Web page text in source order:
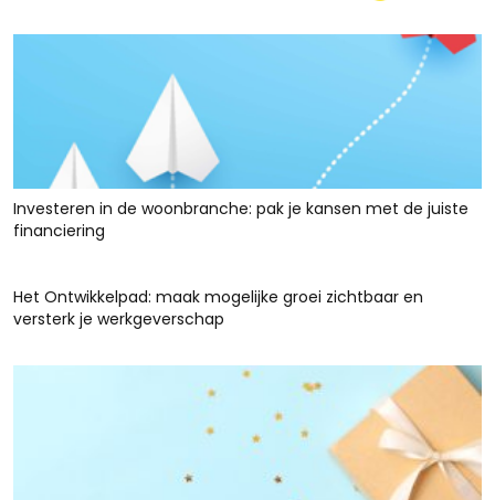
Investeren in de woonbranche: pak je kansen met de juiste
financiering
Het Ontwikkelpad: maak mogelijke groei zichtbaar en
versterk je werkgeverschap